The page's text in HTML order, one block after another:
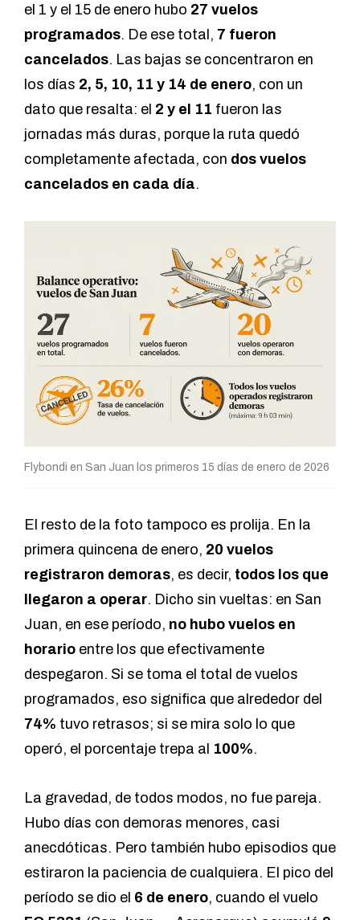
el 1 y el 15 de enero hubo 27 vuelos
programados. De ese total, 7 fueron
cancelados. Las bajas se concentraron en
los días 2, 5, 10, 11 y 14 de enero, con un
dato que resalta: el 2 y el 11 fueron las
jornadas más duras, porque la ruta quedó
completamente afectada, con dos vuelos
cancelados en cada día.
Flybondi en San Juan los primeros 15 días de enero de 2026
El resto de la foto tampoco es prolija. En la
primera quincena de enero, 20 vuelos
registraron demoras, es decir, todos los que
llegaron a operar. Dicho sin vueltas: en San
Juan, en ese período, no hubo vuelos en
horario entre los que efectivamente
despegaron. Si se toma el total de vuelos
programados, eso significa que alrededor del
74% tuvo retrasos; si se mira solo lo que
operó, el porcentaje trepa al 100%.
La gravedad, de todos modos, no fue pareja.
Hubo días con demoras menores, casi
anecdóticas. Pero también hubo episodios que
estiraron la paciencia de cualquiera. El pico del
período se dio el 6 de enero, cuando el vuelo